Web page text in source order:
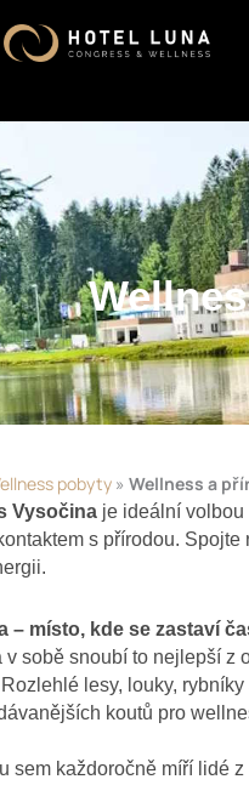
pobyty» Wellness a
Vysočinaje ideální volbou
s přírodou.
– místo, kde se zastaví
v sobě snoubí to nejlepší z
lesy, louky,
koutů pro
sem každoročně míří lidé